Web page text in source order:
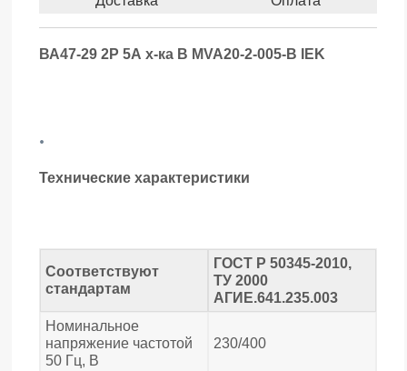
ВА47-29 2Р 5А х-ка В MVA20-2-005-B IEK
.
Технические характеристики
Соответствуют
стандартам
ГОСТ Р 50345-2010,
ТУ 2000
АГИЕ.641.235.003
Номинальное
напряжение частотой
50 Гц, В
230/400